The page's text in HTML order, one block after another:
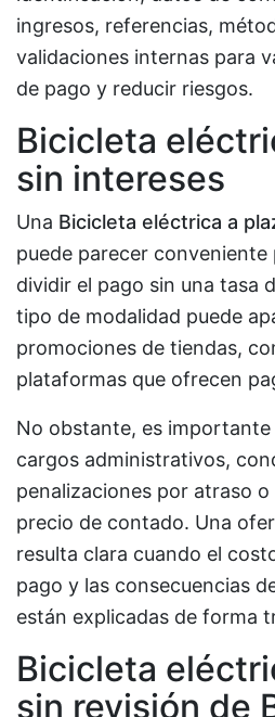
ingresos, referencias,
validaciones internas para
de pago y reducir riesgos.
Bicicleta
sin intereses
Una Bicicleta eléctrica a
puede parecer
dividir el pago sin una tasa
tipo de modalidad puede
promociones de tiendas,
plataformas que ofrecen
No obstante, es importante
cargos administrativos,
penalizaciones por atraso
precio de contado. Una
resulta clara cuando el
pago y las consecuencias
están explicadas de forma
Bicicleta
sin revisión de